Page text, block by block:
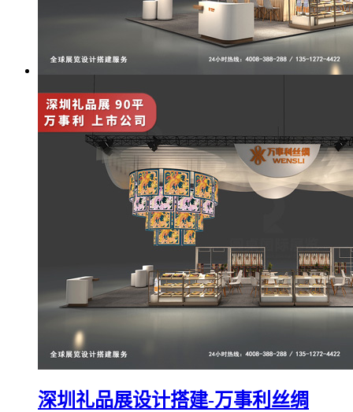
深圳礼品展设计搭建-万事利丝绸